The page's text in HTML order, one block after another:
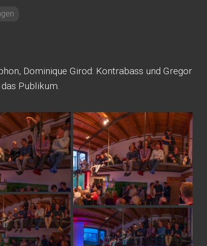
Dominique Girod: Kontrabass und Gregor
Publikum.